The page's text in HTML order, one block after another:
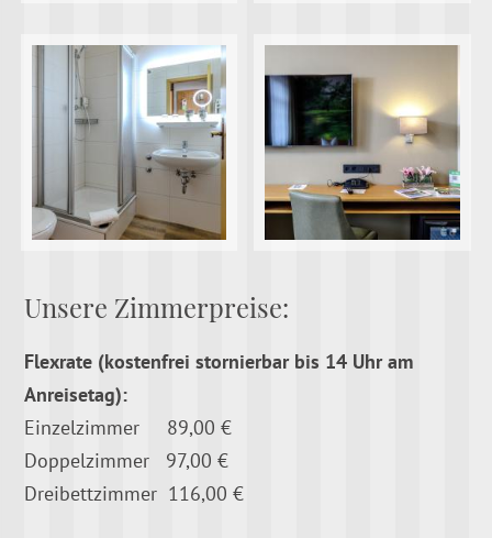
Unsere Zimmerpreise:
Flexrate (kostenfrei stornierbar bis 14 Uhr am
Anreisetag):
Einzelzimmer 89,00 €
Doppelzimmer 97,00 €
Dreibettzimmer 116,00 €